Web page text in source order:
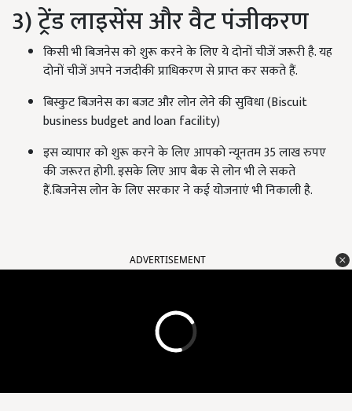
3) ट्रेंड लाइसेंस और वैट पंजीकरण
किसी भी बिजनेस को शुरू करने के लिए ये दोनों चीजें जरूरी है. यह
दोनों चीजें अपने नजदीकी प्राधिकरण से प्राप्त कर सकते हैं.
बिस्कुट बिजनेस का बजट और लोन लेने की सुविधा (Biscuit
business budget and loan facility)
इस व्यापार को शुरू करने के लिए आपको न्यूनतम 35 लाख रुपए
की जरूरत होगी. इसके लिए आप बैक से लोन भी ले सकते
हैं.बिजनेस लोन के लिए सरकार ने कई योजनाएं भी निकाली है.
ADVERTISEMENT